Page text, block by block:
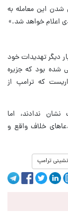
شدن این معامله به
اعلام خواهد شد.»
دیگر تهدیدات خود
شده بود که جزیره
که ترامپ از
ندادند، اما
خلاف واقع و
ترامپ